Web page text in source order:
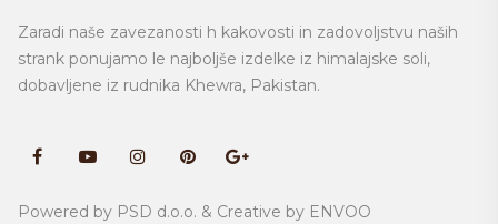
Zaradi naše zavezanosti h kakovosti in zadovoljstvu naših
strank ponujamo le najboljše izdelke iz himalajske soli,
dobavljene iz rudnika Khewra, Pakistan.
Powered by PSD d.o.o. & Creative by ENVOO